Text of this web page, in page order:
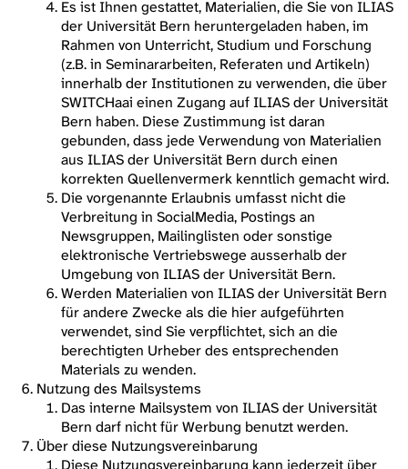
Es ist Ihnen gestattet, Materialien, die Sie von ILIAS
der Universität Bern heruntergeladen haben, im
Rahmen von Unterricht, Studium und Forschung
(z.B. in Seminararbeiten, Referaten und Artikeln)
innerhalb der Institutionen zu verwenden, die über
SWITCHaai einen Zugang auf ILIAS der Universität
Bern haben. Diese Zustimmung ist daran
gebunden, dass jede Verwendung von Materialien
aus ILIAS der Universität Bern durch einen
korrekten Quellenvermerk kenntlich gemacht wird.
Die vorgenannte Erlaubnis umfasst nicht die
Verbreitung in SocialMedia, Postings an
Newsgruppen, Mailinglisten oder sonstige
elektronische Vertriebswege ausserhalb der
Umgebung von ILIAS der Universität Bern.
Werden Materialien von ILIAS der Universität Bern
für andere Zwecke als die hier aufgeführten
verwendet, sind Sie verpflichtet, sich an die
berechtigten Urheber des entsprechenden
Materials zu wenden.
Nutzung des Mailsystems
Das interne Mailsystem von ILIAS der Universität
Bern darf nicht für Werbung benutzt werden.
Über diese Nutzungsvereinbarung
Diese Nutzungsvereinbarung kann jederzeit über